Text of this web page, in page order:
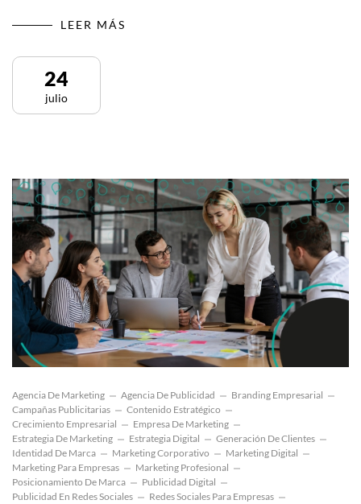
LEER MÁS
24
julio
Agencia De Marketing Agencia De Publicidad
Branding Empresarial
Campañas Publicitarias
Contenido Estratégico
Crecimiento Empresarial
Empresa De Marketing
Estrategia De Marketing
Estrategia Digital
Generación De Clientes
Identidad De Marca
Marketing Corporativo
Marketing Digital
Marketing Para Empresas
Marketing Profesional
Posicionamiento De Marca
Publicidad Digital
Publicidad En Redes Sociales
Redes Sociales Para Empresas